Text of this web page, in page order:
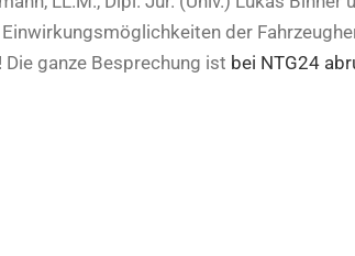
Einwirkungsmöglichkeiten der
ganze Besprechung ist bei NTG24